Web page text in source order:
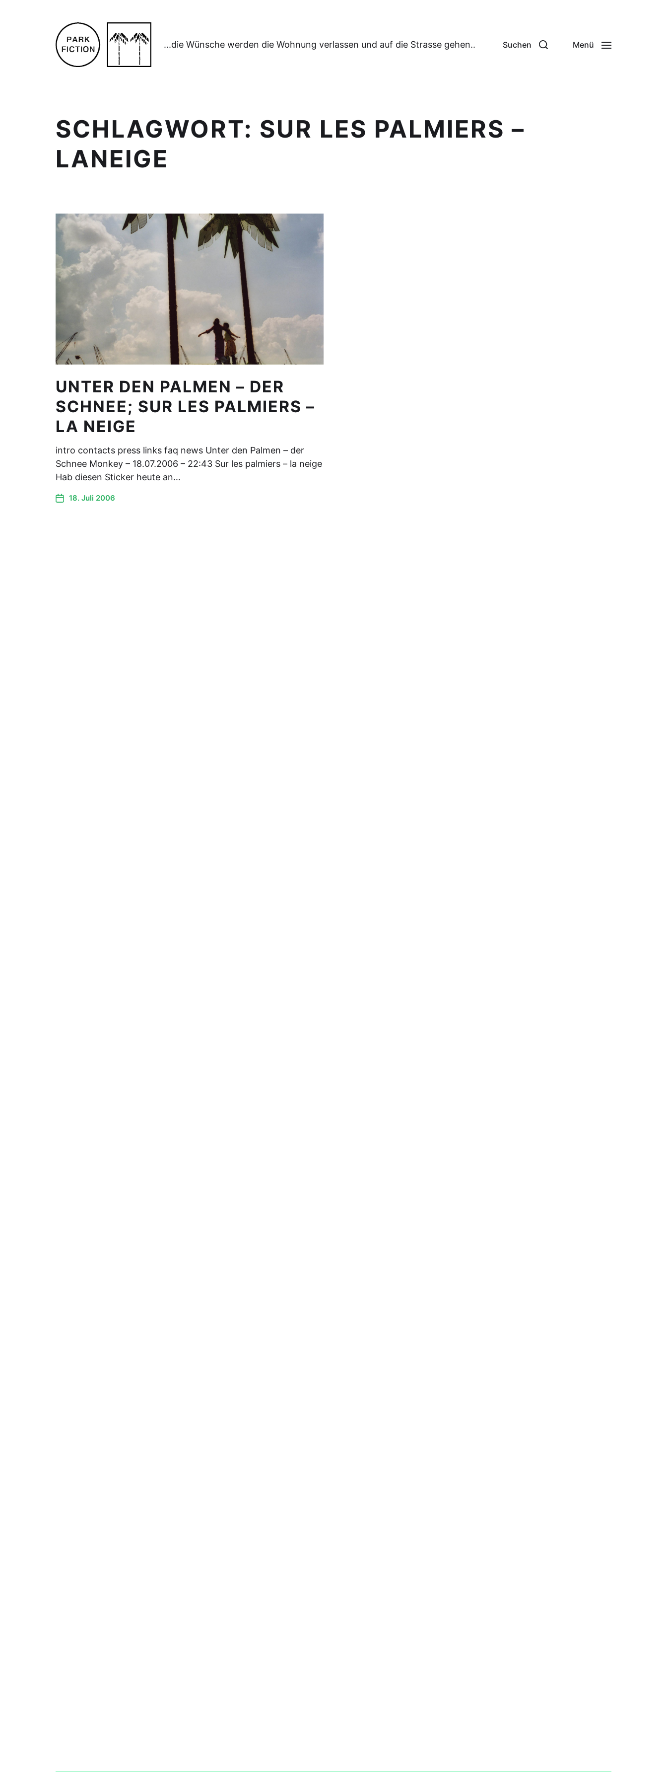
...die Wünsche werden die Wohnung verlassen und auf die Strasse gehen.. Suchen Menü
SCHLAGWORT: SUR LES PALMIERS –
LANEIGE
UNTER DEN PALMEN – DER
SCHNEE; SUR LES PALMIERS –
LA NEIGE
intro contacts press links faq news Unter den Palmen – der
Schnee Monkey – 18.07.2006 – 22:43 Sur les palmiers – la neige
Hab diesen Sticker heute an…
18. Juli 2006